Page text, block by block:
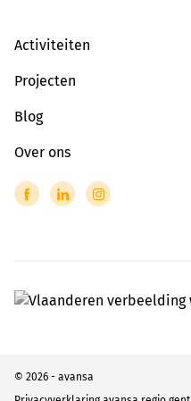
Activiteiten
Projecten
Blog
Over ons
© 2026 - avansa